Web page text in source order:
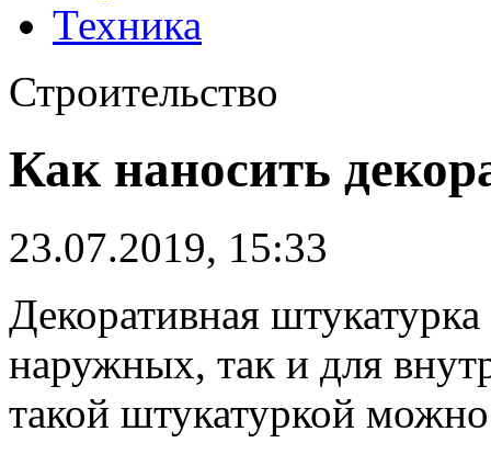
Техника
Строительство
Как наносить
23.07.2019, 15:33
Декоративная
наружных, так и для
такой штукатуркой